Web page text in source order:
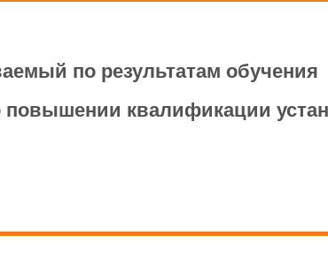
по результатам обучения
повышении квалификации